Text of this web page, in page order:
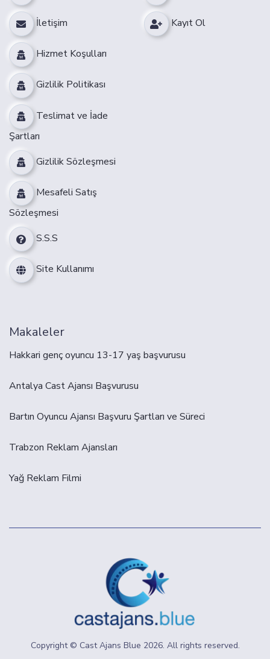
İletişim
Hizmet Koşulları
Gizlilik Politikası
Teslimat ve İade
Şartları
Gizlilik Sözleşmesi
Mesafeli Satış
Sözleşmesi
S.S.S
Site Kullanımı
Kayıt Ol
Makaleler
Hakkari genç oyuncu 13-17 yaş başvurusu
Antalya Cast Ajansı Başvurusu
Bartın Oyuncu Ajansı Başvuru Şartları ve Süreci
Trabzon Reklam Ajansları
Yağ Reklam Filmi
Copyright © Cast Ajans Blue 2026. All rights reserved.